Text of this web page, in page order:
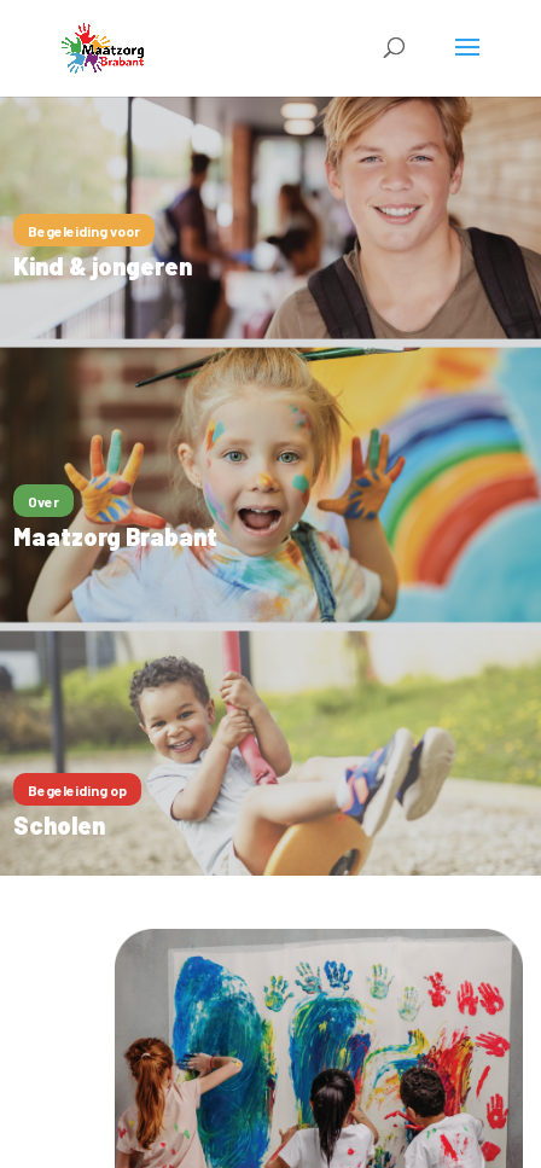
Begeleiding voor
Kind & jongeren
Over
Maatzorg Brabant
Begeleiding op
Scholen